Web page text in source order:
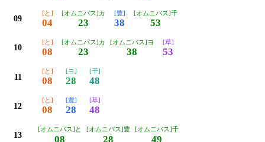
09
[と]
04
[オムニバス]カ
23
[豊]
38
[オムニバス]千
53
10
[と]
08
[オムニバス]カ
23
[オムニバス]ヨ
38
[草]
53
11
[と]
08
[ヨ]
28
[千]
48
12
[と]
08
[豊]
28
[草]
48
13
[オムニバス]と
08
[オムニバス]豊
28
[オムニバス]千
49